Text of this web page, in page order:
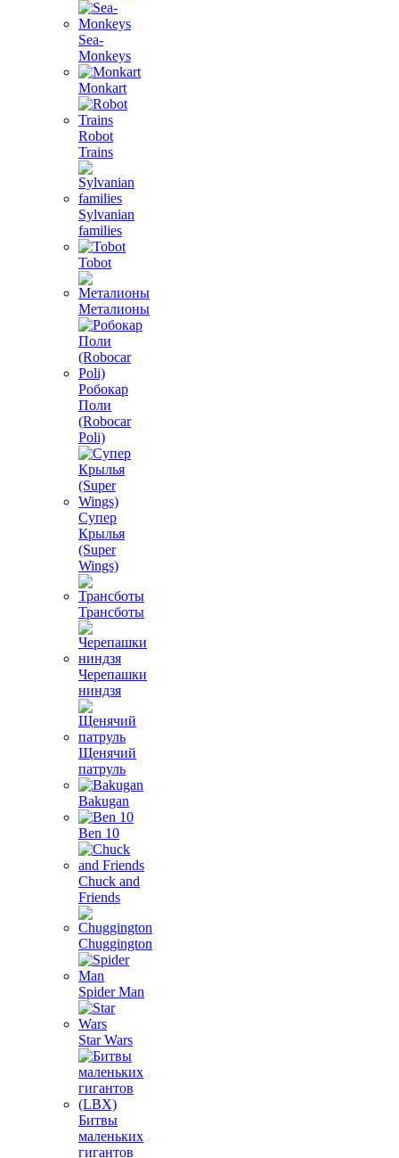
Sea-
Monkeys
Monkart
Robot
Trains
Sylvanian
families
Tobot
Металионы
Робокар
Поли
(Robocar
Poli)
Супер
Крылья
(Super
Wings)
Трансботы
Черепашки
ниндзя
Щенячий
патруль
Bakugan
Ben 10
Chuck and
Friends
Chuggington
Spider Man
Star Wars
Битвы
маленьких
гигантов